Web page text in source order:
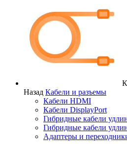
Назад Кабели и разъемы
Кабели HDMI
Кабели DisplayPort
Гибридные кабели
Гибридные кабели
Адаптеры и